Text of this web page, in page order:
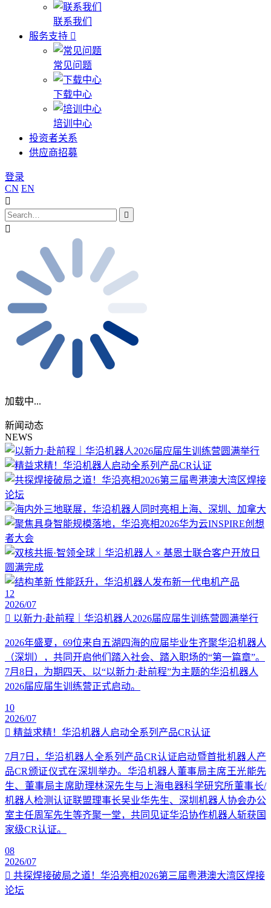
联系我们
服务支持
常见问题
下载中心
培训中心
投资者关系
供应商招募
登录
CN EN
加载中...
新闻动态
NEWS
12
2026/07
以新力·赴前程｜华沿机器人2026届应届生训练营圆满举行
2026年盛夏，69位来自五湖四海的应届毕业生齐聚华沿机器人
（深圳），共同开启他们踏入社会、踏入职场的“第一篇章”。
7月8日，为期四天、以“以新力·赴前程”为主题的华沿机器人
2026届应届生训练营正式启动。
10
2026/07
精益求精！华沿机器人启动全系列产品CR认证
7月7日，华沿机器人全系列产品CR认证启动暨首批机器人产
品CR颁证仪式在深圳举办。华沿机器人董事局主席王光能先
生、董事局主席助理林深先生与上海电器科学研究所董事长/
机器人检测认证联盟理事长吴业华先生、深圳机器人协会办公
室主任周军先生等齐聚一堂，共同见证华沿协作机器人斩获国
家级CR认证。
08
2026/07
共探焊接破局之道！华沿亮相2026第三届粤港澳大湾区焊接
论坛